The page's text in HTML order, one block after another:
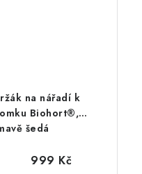
na nářadí k
Biohort®,
šedá
999 Kč